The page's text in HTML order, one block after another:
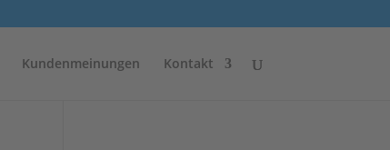
Kundenmeinungen Kontakt